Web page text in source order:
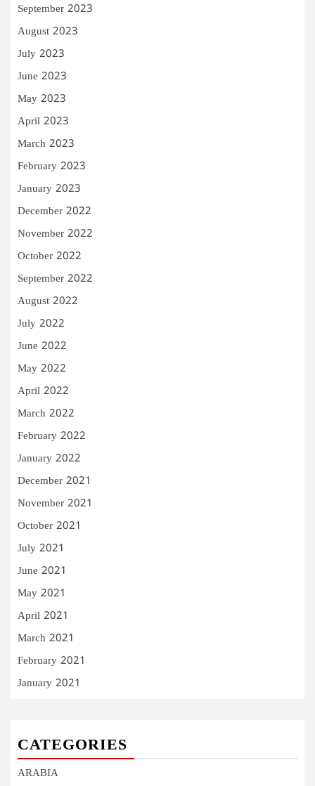
September 2023
August 2023
July 2023
June 2023
May 2023
April 2023
March 2023
February 2023
January 2023
December 2022
November 2022
October 2022
September 2022
August 2022
July 2022
June 2022
May 2022
April 2022
March 2022
February 2022
January 2022
December 2021
November 2021
October 2021
July 2021
June 2021
May 2021
April 2021
March 2021
February 2021
January 2021
CATEGORIES
ARABIA